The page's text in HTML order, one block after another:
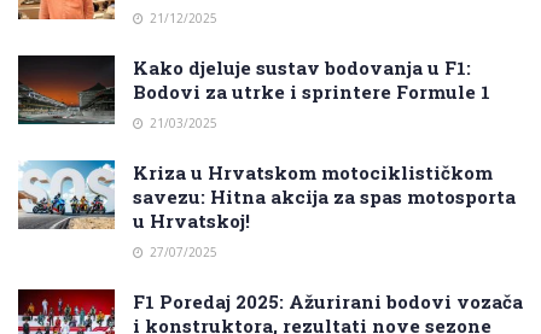
21/12/2025
Kako djeluje sustav bodovanja u F1:
Bodovi za utrke i sprintere Formule 1
21/03/2025
Kriza u Hrvatskom motociklističkom
savezu: Hitna akcija za spas motosporta
u Hrvatskoj!
27/07/2025
F1 Poredaj 2025: Ažurirani bodovi vozača
i konstruktora, rezultati nove sezone